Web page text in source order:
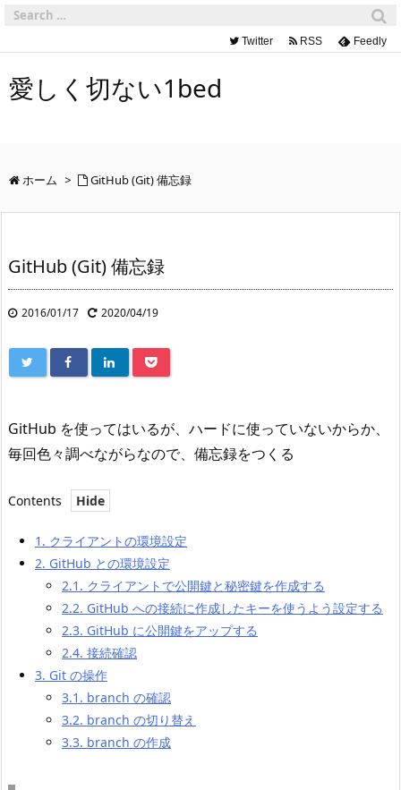
Twitter RSS Feedly
愛しく切ない1bed
ホーム > GitHub (Git) 備忘録
GitHub (Git) 備忘録
2016/01/17 2020/04/19
GitHub を使ってはいるが、ハードに使っていないからか、
毎回色々調べながらなので、備忘録をつくる
Contents
1. クライアントの環境設定
2. GitHub との環境設定
2.1. クライアントで公開鍵と秘密鍵を作成する
2.2. GitHub への接続に作成したキーを使うよう設定する
2.3. GitHub に公開鍵をアップする
2.4. 接続確認
3. Git の操作
3.1. branch の確認
3.2. branch の切り替え
3.3. branch の作成